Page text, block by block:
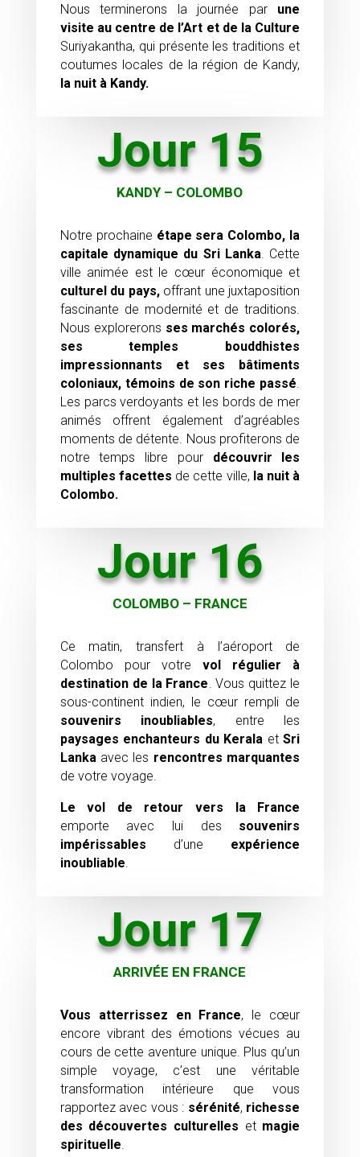
Nous terminerons la journée par une
visite au centre de l’Art et de la Culture
Suriyakantha, qui présente les traditions et
coutumes locales de la région de Kandy,
la nuit à Kandy.
Jour 15
KANDY – COLOMBO
Notre prochaine étape sera Colombo, la
capitale dynamique du Sri Lanka . Cette
ville animée est le cœur économique et
culturel du pays,offrant une juxtaposition
fascinante de modernité et de traditions.
Nous explorerons ses marchés colorés,
ses temples bouddhistes
impressionnants et ses bâtiments
coloniaux, témoins de son riche passé
Les parcs verdoyants et les bords de mer
animés offrent également d’agréables
moments de détente. Nous profiterons de
notre temps libre pour découvrir les
multiples facettes de cette ville, la nuit à
Colombo.
Jour 16
COLOMBO – FRANCE
Ce matin, transfert à l’aéroport de
Colombo pour votrevol régulier à
destination de la France . Vous quittez le
sous-continent indien, le cœur rempli de
souvenirs inoubliables, entre les
paysages enchanteurs du Kerala etSri
Lanka avec les rencontres marquantes
de votre voyage.
Le vol de retour vers la
France
emporte avec lui des souvenirs
impérissables d’une expérience
inoubliable
Jour 17
ARRIVÉE EN FRANCE
Vous atterrissez en France, le cœur
encore vibrant des émotions vécues au
cours de cette aventure unique. Plus qu’un
simple voyage, c’est une véritable
transformation intérieure que vous
rapportez avec vous : sérénité, richesse
des découvertes culturelles et magie
spirituelle